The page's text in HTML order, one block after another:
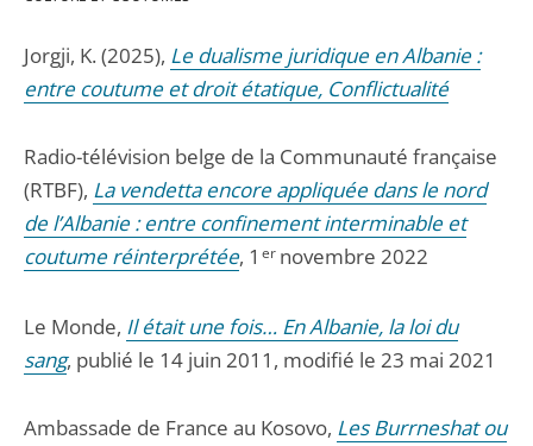
Jorgji, K. (2025), Le dualisme juridique en Albanie :
entre coutume et droit étatique, Conflictualité
Radio-télévision belge de la Communauté française
(RTBF), La vendetta encore appliquée dans le nord
de l’Albanie : entre confinement interminable et
coutume réinterprétée, 1 ernovembre 2022
Le Monde, Il était une fois… En Albanie, la loi du
sang, publié le 14 juin 2011, modifié le 23 mai 2021
Ambassade de France au Kosovo, Les Burrneshat ou